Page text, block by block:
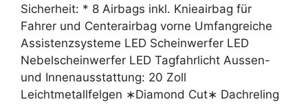
Sicherheit: * 8 Airbags inkl. Knieairbag für
Fahrer und Centerairbag vorne Umfangreiche
Assistenzsysteme LED Scheinwerfer LED
Nebelscheinwerfer LED Tagfahrlicht Aussen-
und Innenausstattung: 20 Zoll
Leichtmetallfelgen ∗Diamond Cut∗ Dachreling